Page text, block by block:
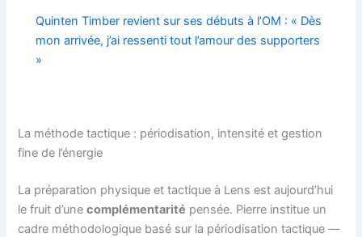
Quinten Timber revient sur ses débuts à l’OM : « Dès
mon arrivée, j’ai ressenti tout l’amour des supporters
»
La méthode tactique : périodisation, intensité et gestion
fine de l’énergie
La préparation physique et tactique à Lens est aujourd’hui
le fruit d’unecomplémentarité pensée. Pierre institue un
cadre méthodologique basé sur la périodisation tactique —